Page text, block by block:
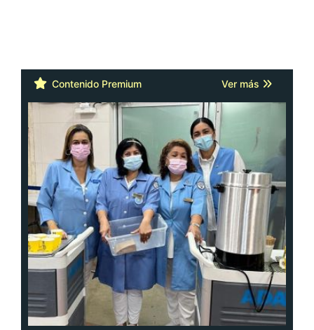
Contenido Premium Ver más